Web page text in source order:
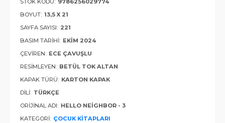
STOK KODU: 9786256029774
BOYUT: 13,5 X 21
SAYFA SAYISI: 221
BASIM TARIHI: EKIM 2024
ÇEVIREN: ECE ÇAVUŞLU
RESIMLEYEN: BETÜL TOK ALTAN
KAPAK TÜRÜ: KARTON KAPAK
DILI: TÜRKÇE
ORIJINAL ADI: HELLO NEIGHBOR - 3
KATEGORI: ÇOCUK KITAPLARI